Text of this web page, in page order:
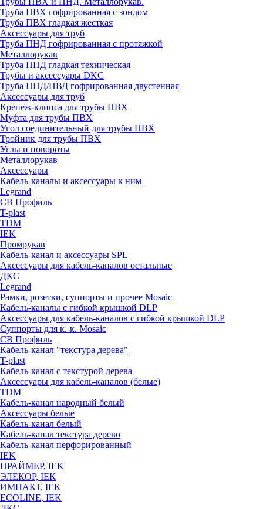
Труба ПВХ гофрированная с зондом
Труба ПВХ гладкая жесткая
Аксессуары для труб
Труба ПНД гофрированная с протяжкой
Металлорукав
Труба ПНД гладкая техническая
Трубы и аксессуары DKC
Труба ПНД/ПВД гофрированная двустенная
Аксессуары для труб
Крепеж-клипса для трубы ПВХ
Муфта для трубы ПВХ
Угол соединительный для трубы ПВХ
Тройник для трубы ПВХ
Углы и повороты
Металлорукав
Аксессуары
Кабель-каналы и аксессуары к ним
Legrand
СВ Профиль
T-plast
TDM
IEK
Промрукав
Кабель-канал и аксессуары SPL
Аксессуары для кабель-каналов остальные
ДКС
Legrand
Рамки, розетки, суппорты и прочее Mosaic
Кабель-каналы с гибкой крышкой DLP
Аксессуары для кабель-каналов с гибкой крышкой DLP
Суппорты для к.-к. Mosaic
СВ Профиль
Кабель-канал "текстура дерева"
T-plast
Кабель-канал с текстурой дерева
Аксессуары для кабель-каналов (белые)
TDM
Кабель-канал народный белый
Аксессуары белые
Кабель-канал белый
Кабель-канал текстура дерево
Кабель-канал перфорированный
IEK
ПРАЙМЕР, IEK
ЭЛЕКОР, IEK
ИМПАКТ, IEK
ECOLINE, IEK